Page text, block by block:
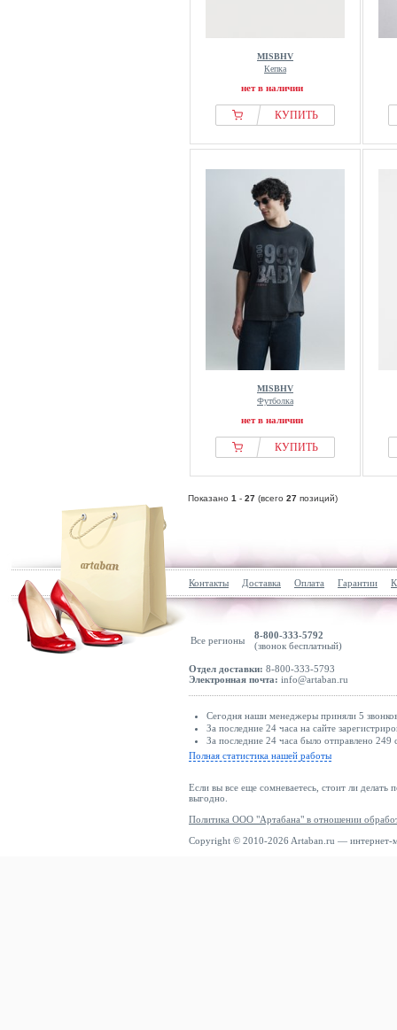
MISBHV
Кепка
нет в наличии
КУПИТЬ
MISBHV
Футболка
нет в наличии
КУПИТЬ
Показано 1 - 27 (всего 27 позиций)
Контакты Доставка Оплата Гарантии
Все регионы
8-800-333-5792
(звонок бесплатный)
Отдел доставки: 8-800-333-5793
Электронная почта: info@artaban.ru
Сегодня наши менеджеры приняли 5
За последние 24 часа на сайте
За последние 24 часа было отправлено
Полная статистика нашей работы
Если вы все еще сомневаетесь, стоит ли делать
выгодно.
Политика ООО "Артабана" в отношении
Copyright © 2010-2026 Artaban.ru — интернет-